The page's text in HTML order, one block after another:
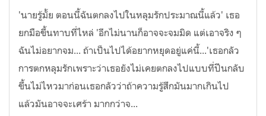
'นายรู้มั้ย ตอนนี้ฉันตกลงไปในหลุมรักประมาณนี้แล้ว' เธอ
ยกมือขึ้นทาบที่ไหล่ 'อีกไม่นานก็อาจจะจมมิด แต่เอาจริง ๆ
ฉันไม่อยากจม... ถ้าเป็นไปได้อยากหยุดอยู่แค่นี้...'เธอกลัว
การตกหลุมรักเพราะว่าเธอยังไม่เคยตกลงไปแบบที่ปีนกลับ
ขึ้นไม่ไหวมาก่อนเธอกลัวว่าถ้าความรู้สึกมันมากเกินไป
แล้วมันอาจจะเศร้า มากกว่าจ...